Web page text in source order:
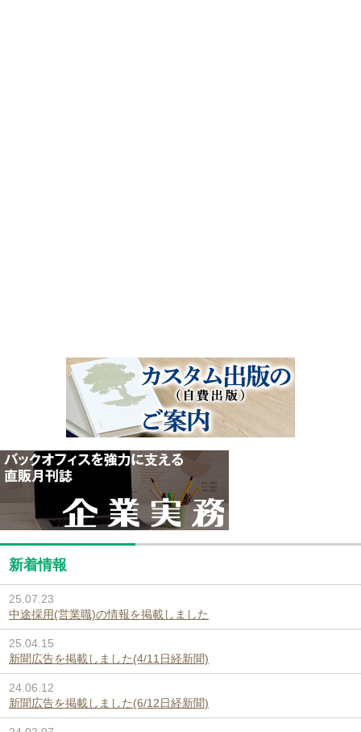
新着情報
25.07.23
中途採用(営業職)の情報を掲載しました
25.04.15
新聞広告を掲載しました(4/11日経新聞)
24.06.12
新聞広告を掲載しました(6/12日経新聞)